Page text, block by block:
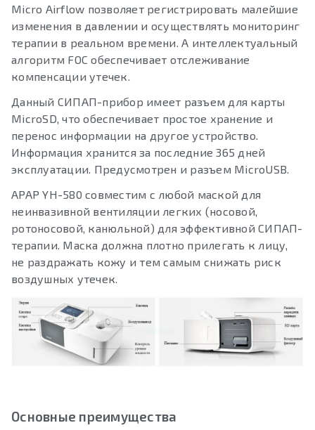
Micro Airflow позволяет регистрировать малейшие
изменения в давлении и осуществлять мониторинг
терапии в реальном времени. А интеллектуальный
алгоритм FOC обеспечивает отслеживание
компенсации утечек.
Данный СИПАП-прибор имеет разъем для карты
MicroSD, что обеспечивает простое хранение и
перенос информации на другое устройство.
Информация хранится за последние 365 дней
эксплуатации. Предусмотрен и разъем MicroUSB.
APAP YH-580 совместим с любой маской для
неинвазивной вентиляции легких (носовой,
ротоносовой, канюльной) для эффективной СИПАП-
терапии. Маска должна плотно прилегать к лицу,
не раздражать кожу и тем самым снижать риск
воздушных утечек.
Основные преимущества